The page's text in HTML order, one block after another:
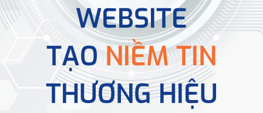
WEBSITE
TẠONIỀM TIN
THƯƠNG HIỆU